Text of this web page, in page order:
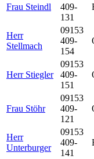
Frau Steindl
409-
131
Herr
Stellmach
09153
409-
154
Herr Stiegler
09153
409-
151
Frau Stöhr
09153
409-
121
Herr
Unterburger
09153
409-
141